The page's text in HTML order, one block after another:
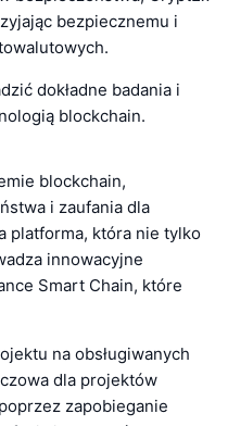
bezpiecznemu i
dokładne badania i
blockchain.
blockchain,
i zaufania dla
platforma, która nie tylko
innowacyjne
Smart Chain, które
na obsługiwanych
dla projektów
zapobieganie